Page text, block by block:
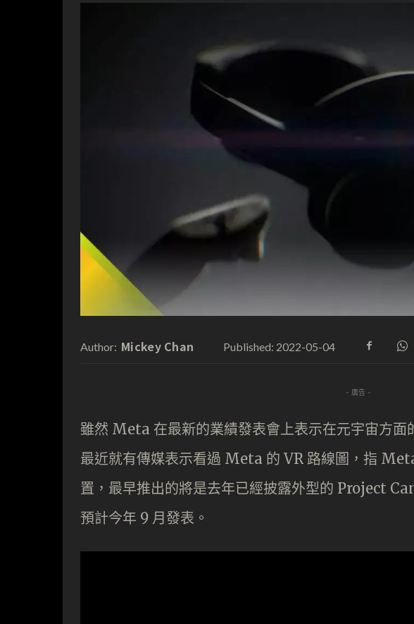
Author: Mickey Chan Published: 2022-05-04
- 廣告 -
雖然 Meta 在最新的業績發表會上表示在元宇宙方面
最近就有傳媒表示看過 Meta 的 VR 路線圖，指
置，最早推出的將是去年已經披露外型的 Project
預計今年 9 月發表。